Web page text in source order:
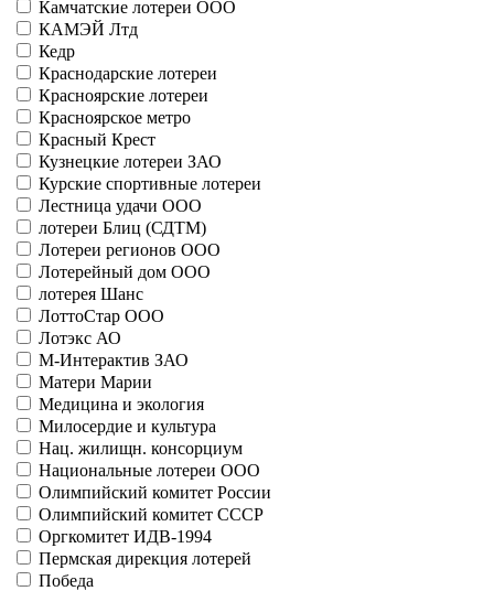
41017 - Символ года
41020 - Знаете ли Вы...
41024 - Знаете ли Вы...
41025 - Знаете ли Вы...
41026 - Вокруг света
41027 - Чемпион
41028 - Знаете ли Вы...
41116 - Чемпион
Больше
ДОСААФ СССР
11001 - Сотвехноспорт
Больше
Ивановский лотерейный дом
41132 - Спринт-Иваново
Больше
Игры Доброй Воли
21012 - Игры Доброй Воли (150)
21013 - Игры Доброй Воли (50)
Больше
Информационные технологии
41099 - Рыбалка
41100 - Тайны островов
41101 - Снайпер
41104 - Вокруг света
Больше
Камчатские лотереи ООО
Камчатские лотереи ООО
КАМЭЙ Лтд
Кедр
Краснодарские лотереи
Красноярские лотереи
Красноярское метро
Красный Крест
Кузнецкие лотереи ЗАО
Курские спортивные лотереи
Лестница удачи ООО
лотереи Блиц (СДТМ)
Лотереи регионов ООО
Лотерейный дом ООО
лотерея Шанс
ЛоттоСтар ООО
Лотэкс АО
М-Интерактив ЗАО
Матери Марии
Медицина и экология
Милосердие и культура
Нац. жилищн. консорциум
Национальные лотереи ООО
Олимпийский комитет России
Олимпийский комитет СССР
Оргкомитет ИДВ-1994
Пермская дирекция лотерей
Победа